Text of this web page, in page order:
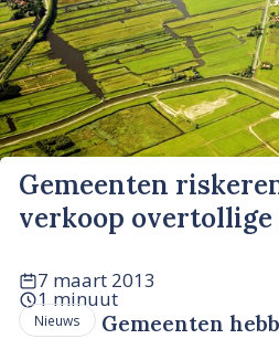
Gemeenten
verkoop
7 maart 2013
1 minuut
Nieuws
Gemeenten